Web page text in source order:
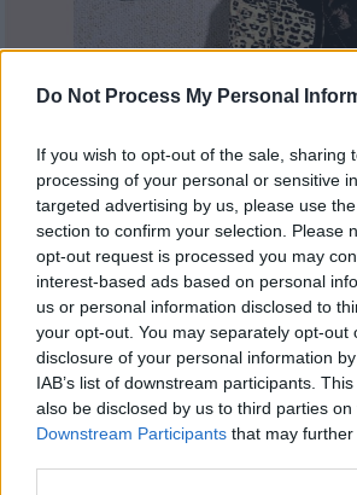
Do Not Process My Personal
If you wish to opt-out of the sale, sharing
processing of your personal or sensitive
targeted advertising by us, please use
section to confirm your selection. Please
opt-out request is processed you may
interest-based ads based on personal
us or personal information disclosed to
your opt-out. You may separately opt-out
disclosure of your personal information
IAB’s list of downstream participants.
also be disclosed by us to third parties on
Downstream Participants that may
Lifestyle|16.11.2021 19:35
«τρομοκρατούσε» τη
Χέντρεν - Τον απέρριπτε
Η σταρ της ταινίας «50
γκρι» αποκαλύπτει: «Ο
την καριέρα της γιαγιάς μου
ήθελε να κοιμηθεί μαζί του»